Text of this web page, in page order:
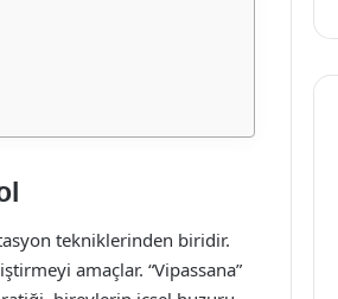
tekniklerinden biridir.
amaçlar. “Vipassana”